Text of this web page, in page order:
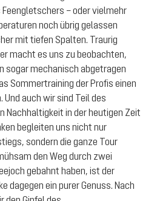
– oder vielmehr
noch übrig gelassen
mit tiefen Spalten. Traurig
macht es uns zu beobachten,
sogar mechanisch abgetragen
Sommertraining der Profis einen
auch wir sind Teil des
Nachhaltigkeit in der heutigen Zeit
begleiten uns nicht nur
sondern die ganze Tour
den Weg durch zwei
gebahnt haben, ist der
dagegen ein purer Genuss. Nach